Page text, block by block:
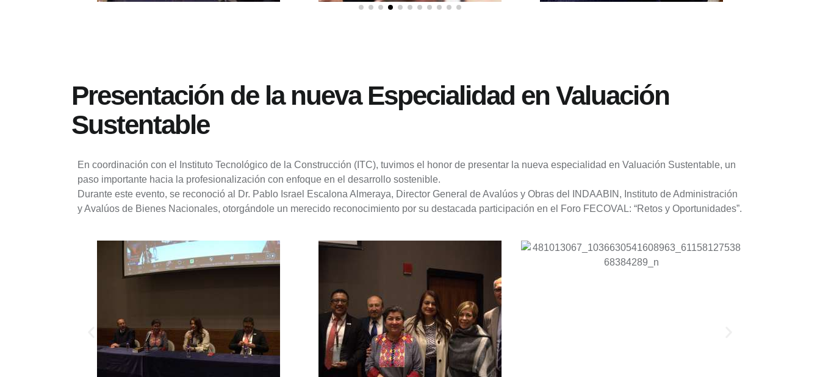
Presentación de la nueva Especialidad en Valuación
Sustentable
En coordinación con el Instituto Tecnológico de la Construcción (ITC), tuvimos el honor de presentar la nueva especialidad en Valuación Sustentable, un
paso importante hacia la profesionalización con enfoque en el desarrollo sostenible.
Durante este evento, se reconoció al Dr. Pablo Israel Escalona Almeraya, Director General de Avalúos y Obras del INDAABIN, Instituto de Administración
y Avalúos de Bienes Nacionales, otorgándole un merecido reconocimiento por su destacada participación en el Foro FECOVAL: “Retos y Oportunidades”.